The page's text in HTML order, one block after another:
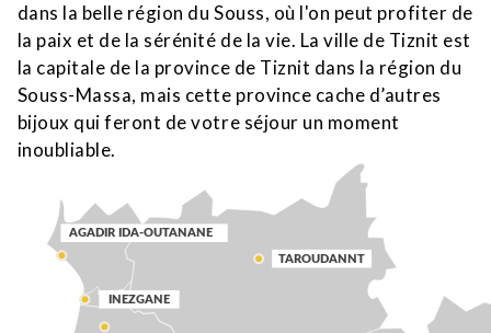
dans la belle région du Souss, où l'on peut profiter de
la paix et de la sérénité de la vie. La ville de Tiznit est
la capitale de la province de Tiznit dans la région du
Souss-Massa, mais cette province cache d’autres
bijoux qui feront de votre séjour un moment
inoubliable.